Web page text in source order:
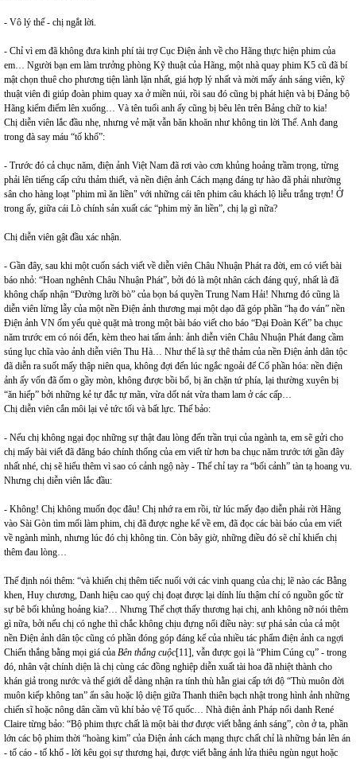
- Vô lý thế - chị ngắt lời.
- Chỉ vì em đã không đưa kinh phí tài trợ Cục Điện ảnh về cho Hãng thực hiện phim của
em… Người bạn em làm trưởng phòng Kỹ thuật của Hãng, một nhà quay phim K5 cũ đã bí
mật chọn thuê cho phương tiện lành lặn nhất, giá hợp lý nhất và mời mấy ánh sáng viên, kỹ
thuật viên đi giúp đoàn phim quay xa ở miền núi, rồi sau đó cũng bị phát hiện và bị Đảng bộ
Hãng kiểm điểm lên xuống… Và tên tuổi anh ấy cũng bị bêu lên trên Bảng chữ to kia!
Chị diễn viên lắc đầu nhẹ, nhưng vẻ mặt vẫn băn khoăn như không tin lời Thế. Anh đang
trong đà say máu “tố khổ”:
- Trước đó cả chục năm, điện ảnh Việt Nam đã rơi vào cơn khủng hoảng trầm trọng, từng
phải lên tiếng cấp cứu thảm thiết, và nền điện ảnh Cách mạng đáng tự hào đã phải nhường
sân cho hàng loạt "phim mì ăn liền" với những cái tên phim câu khách lộ liễu trắng trợn! Ở
trong ấy, giữa cái Lò chính sản xuất các “phim mỳ ăn liền”, chị lạ gì nữa?
Chị diễn viên gật đầu xác nhận.
- Gần đây, sau khi một cuốn sách viết về diễn viên Châu Nhuận Phát ra đời, em có viết bài
báo nhỏ: “Hoan nghênh Châu Nhuận Phát”, bởi đó là một nhân cách đáng quý, nhất là đã
không chấp nhận “Đường lưỡi bò” của bọn bá quyền Trung Nam Hải! Nhưng đó cũng là
diễn viên lừng lẫy của một nền Điện ảnh thương mại một dạo đã góp phần “hạ đo ván” nền
Điện ảnh VN ốm yếu què quặt mà trong một bài báo viết cho báo “Đại Đoàn Kết” ba chục
năm trước em có nói đến, kèm theo hai tấm ảnh: ảnh diễn viên Châu Nhuận Phát đang cầm
súng lục chĩa vào ảnh diễn viên Thu Hà… Như thế là sự thê thảm của nền Điện ảnh dân tộc
đã diễn ra suốt mấy thập niên qua, không đợi đến lúc ngắc ngoải để Cổ phần hóa: nền điện
ảnh ấy vốn đã ốm o gầy mòn, không được bồi bổ, bị ăn chặn tứ phía, lại thường xuyên bị
“ăn hiếp” bởi những kẻ tự đắc tự mãn, vừa dốt nát vừa tham lam ở các cấp…
Chị diễn viên cắn môi lại vẻ tức tối và bất lực. Thế bảo:
- Nếu chị không ngại đọc những sự thật đau lòng đến trần trụi của ngành ta, em sẽ gửi cho
chị mấy bài viết đã đăng báo chính thống của em viết từ hơn ba chục năm trước tới gần đây
nhất nhé, chị sẽ hiểu thêm vì sao có cảnh ngộ này - Thế chỉ tay ra “bối cảnh” tàn tạ hoang vu.
Nhưng chị diễn viên lắc đầu:
- Không! Chị không muốn đọc đâu! Chị nhớ ra em rồi, từ lúc mấy đạo diễn phải rời Hãng
vào Sài Gòn tìm mối làm phim, chị đã được nghe kể về em, đã đọc các bài báo của em viết
về ngành mình, nhưng lúc đó chị không tin. Còn bây giờ, những điều đó sẽ chỉ khiến chị
thêm đau lòng…
Thế định nói thêm: “và khiến chị thêm tiếc nuối với các vinh quang của chị; lẽ nào các Bằng
khen, Huy chương, Danh hiệu cao quý chị đoạt được lại dính líu thậm chí có nguồn gốc từ
sự bê bối khủng hoảng kia?… Nhưng Thế chợt thấy thương hại chị, anh không nỡ nói thêm
gì nữa, bởi nếu chị có nghe thì chắc không chịu đựng nổi điều này: sự phá sản của cả một
nền Điện ảnh dân tộc cũng có phần đóng góp đáng kể của nhiều tác phẩm điện ảnh ca ngợi
Chiến thắng bằng mọi giá của Bên thắng cuộc[11], vẫn được gọi là “Phim Cúng cụ” - trong
đó, nhân vật chính diện là chị cùng các đồng nghiệp diễn xuất tài hoa đã nhiệt thành cho
khán giả trong nước và thế giới dễ dàng nhận ra tính thù hằn giai cấp tới độ “Thù muôn đời
muôn kiếp không tan” ẩn sâu hoặc lộ diện giữa Thanh thiên bạch nhật trong hình ảnh những
chiến sĩ hoặc nông dân cầm vũ khí bảo vệ Tổ quốc… Nhà điện ảnh Pháp nổi danh René
Claire từng bảo: “Bộ phim thực chất là một bài thơ được viết bằng ánh sáng”, còn ở ta, phần
lớn các bộ phim thời “hoàng kim” của Điện ảnh cách mạng thực chất chỉ là những bản lên án
- tố cáo - tố khổ - lời kêu gọi sự thương hại, được viết bằng ánh lửa thiêu ngùn ngụt hoặc